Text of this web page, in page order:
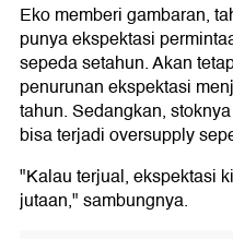
Eko memberi gambaran,
punya ekspektasi
sepeda setahun. Akan
penurunan ekspektasi
tahun. Sedangkan,
bisa terjadi oversupply
"Kalau terjual, ekspektasi
jutaan," sambungnya.